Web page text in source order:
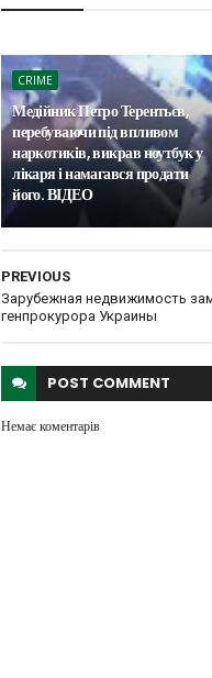
CRIME
Медійник Петро Терентьєв,
перебуваючи під впливом
наркотиків, викрав ноутбук у
лікаря і намагався продати
його. ВІДЕО
PREVIOUS
Зарубежная недвижимость
генпрокурора Украины
POST COMMENT
Немає коментарів